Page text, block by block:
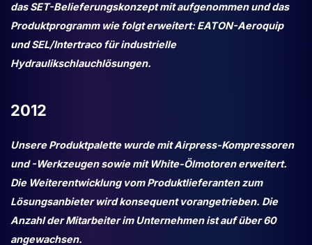
das SET-Belieferungskonzept mit aufgenommen und das
Produktprogramm wie folgt erweitert: EATON-Aeroquip
und SEL/Intertraco für industrielle
Hydraulikschlauchlösungen.
2012
Unsere Produktpalette wurde mit Airpress-Kompressoren
und -Werkzeugen sowie mit White-Ölmotoren erweitert.
Die Weiterentwicklung vom Produktlieferanten zum
Lösungsanbieter wird konsequent vorangetrieben. Die
Anzahl der Mitarbeiter im Unternehmen ist auf über 60
angewachsen.